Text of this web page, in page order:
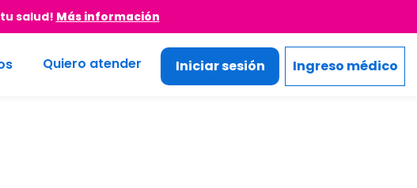
salud! Más información
Quiero atender Iniciar sesión Ingreso médico